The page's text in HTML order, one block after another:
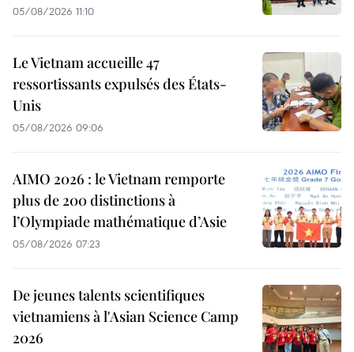
05/08/2026 11:10
Le Vietnam accueille 47
ressortissants expulsés des États-
Unis
05/08/2026 09:06
AIMO 2026 : le Vietnam remporte
plus de 200 distinctions à
l’Olympiade mathématique d’Asie
05/08/2026 07:23
De jeunes talents scientifiques
vietnamiens à l'Asian Science Camp
2026